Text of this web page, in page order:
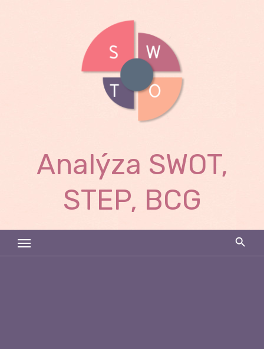
Analýza SWOT,
STEP, BCG